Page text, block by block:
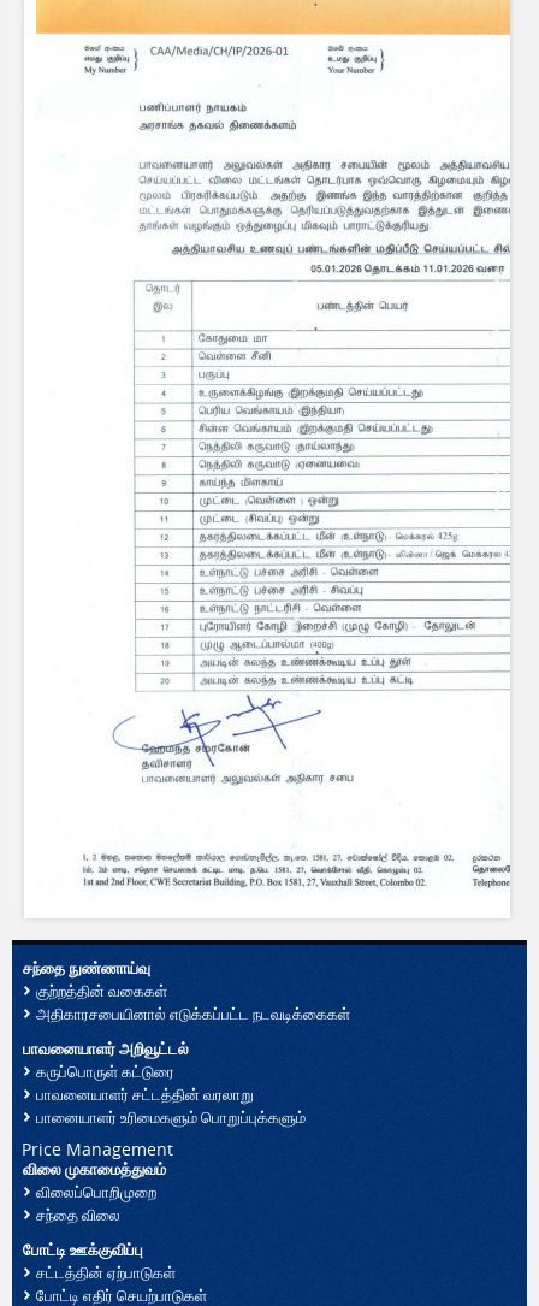
சந்தை நுண்ணாய்வு
குற்றத்தின் வகைகள்
அதிகாரசபையினால் எடுக்கப்பட்ட நடவடிக்கைகள்
பாவனையாளர் அறிவூட்டல்
கருப்பொருள் கட்டுரை
பாவனையாளர் சட்டத்தின் வரலாறு
பானையாளர் உரிமைகளும் பொறுப்புக்களும்
Price Management
விலை முகாமைத்துவம்
விலைப்பொறிமுறை
சந்தை விலை
போட்டி ஊக்குவிப்பு
சட்டத்தின் ஏற்பாடுகள்
போட்டி எதிர் செயற்பாடுகள்